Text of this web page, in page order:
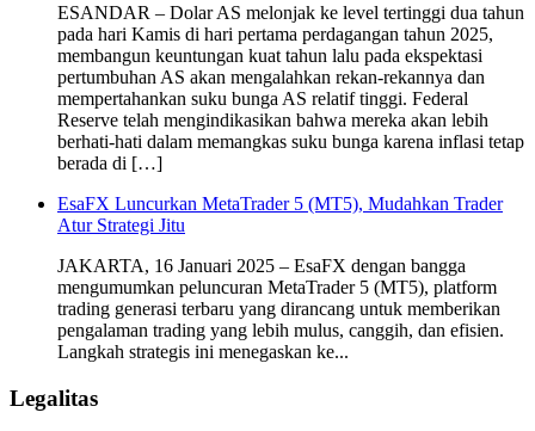
ESANDAR – Dolar AS melonjak ke level tertinggi dua tahun
pada hari Kamis di hari pertama perdagangan tahun 2025,
membangun keuntungan kuat tahun lalu pada ekspektasi
pertumbuhan AS akan mengalahkan rekan-rekannya dan
mempertahankan suku bunga AS relatif tinggi. Federal
Reserve telah mengindikasikan bahwa mereka akan lebih
berhati-hati dalam memangkas suku bunga karena inflasi tetap
berada di […]
EsaFX Luncurkan MetaTrader 5 (MT5), Mudahkan Trader
Atur Strategi Jitu
JAKARTA, 16 Januari 2025 – EsaFX dengan bangga
mengumumkan peluncuran MetaTrader 5 (MT5), platform
trading generasi terbaru yang dirancang untuk memberikan
pengalaman trading yang lebih mulus, canggih, dan efisien.
Langkah strategis ini menegaskan ke...
Legalitas